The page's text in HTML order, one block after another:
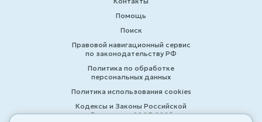
Помощь
Поиск
Правовой навигационный сервис
по законодательству РФ
Политика по обработке
персональных данных
Политика использования cookies
Кодексы и Законы Российской
Федерации 2007-2026